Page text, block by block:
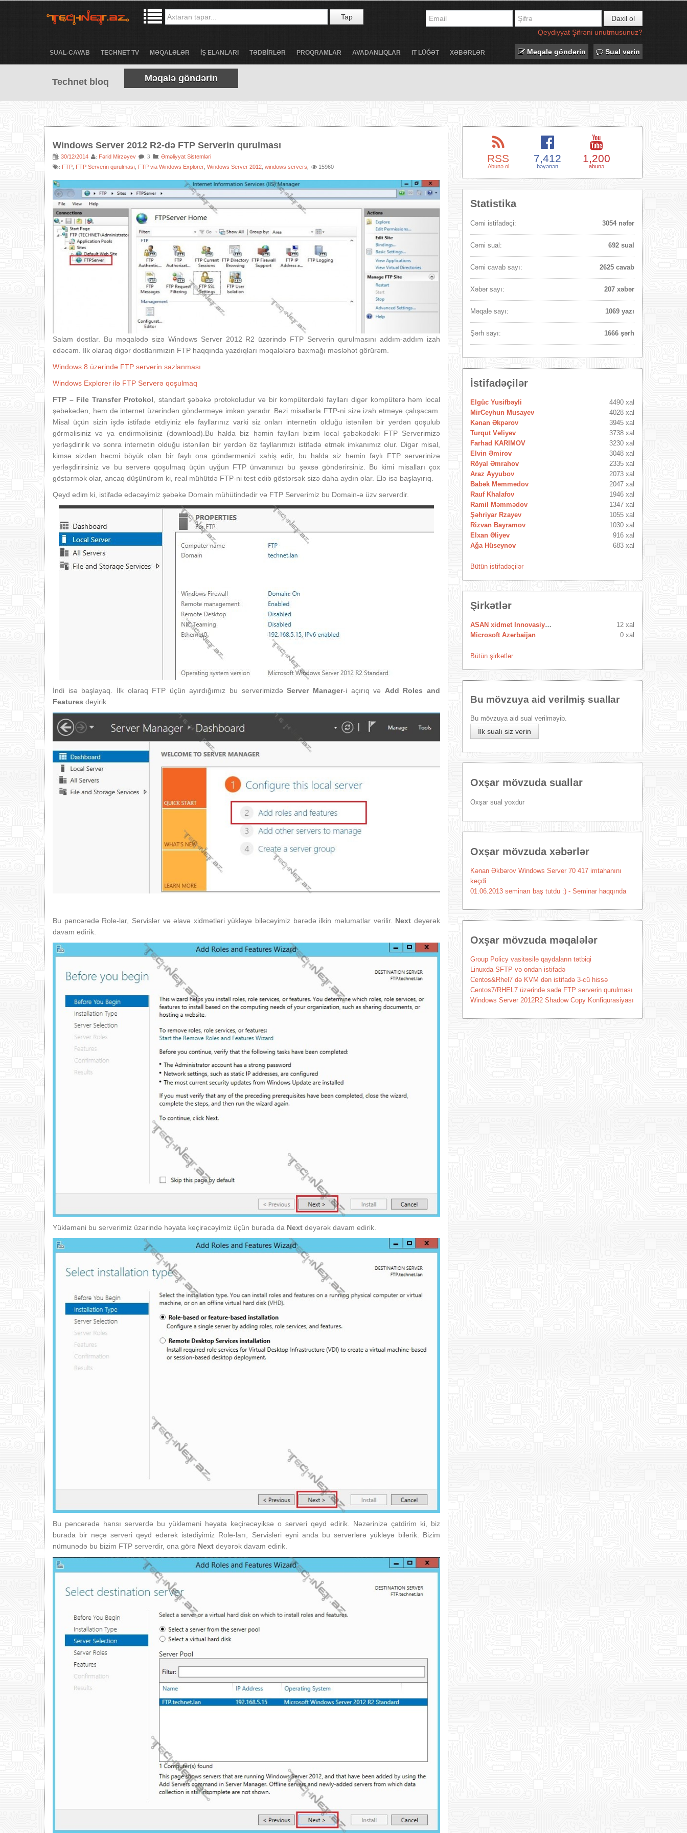
Tap
Daxil ol
Qeydiyyat Şifrəni unutmusunuz?
SUAL-CAVAB TECHNET TV MƏQALƏLƏR İŞ ELANLARI TƏDBİRLƏR PROQRAMLAR AVADANLIQLAR IT LÜĞƏT XƏBƏRLƏR Məqalə göndərin Sual verin
Technet bloq Məqalə göndərin
Windows Server 2012 R2-də FTP Serverin qurulması
: 30/12/2014 : Fərid Mirzəyev : 3 : Əməliyyat Sistemləri
: FTP FTP Serverin qurulması FTP via Windows Explorer Windows Server 2012 windows servers 15960
Salam dostlar. Bu məqalədə sizə Windows Server 2012 R2 üzərində FTP Serverin qurulmasını addım-addım izah
edəcəm. İlk olaraq digər dostlarımızın FTP haqqında yazdıqları məqalələrə baxmağı məsləhət görürəm.
Windows 8 üzərində FTP serverin sazlanması
Windows Explorer ilə FTP Serverə qoşulmaq
FTP – File Transfer Protokol , standart şəbəkə protokoludur və bir kompüterdəki faylları digər kompüterə həm local
şəbəkədən, həm də internet üzərindən göndərməyə imkan yaradır. Bəzi misallarla FTP-ni sizə izah etməyə çalışacam.
Misal üçün sizin işdə istifadə etdiyiniz elə fayllarınız varki siz onları internetin olduğu istənilən bir yerdən qoşulub
görməlisiniz və ya endirməlisiniz (download).Bu halda biz həmin faylları bizim local şəbəkədəki FTP Serverimizə
yerləşdiririk və sonra internetin olduğu istənilən bir yerdən öz fayllarımızı istifadə etmək imkanımız olur. Digər misal,
kimsə sizdən həcmi böyük olan bir faylı ona göndərmənizi xahiş edir, bu halda siz həmin faylı FTP serverinizə
yerləşdirirsiniz və bu serverə qoşulmaq üçün uyğun FTP ünvanınızı bu şəxsə göndərirsiniz. Bu kimi misalları çox
göstərmək olar, ancaq düşünürəm ki, real mühütdə FTP-ni test edib göstərsək sizə daha aydın olar. Elə isə başlayırıq.
Qeyd edim ki, istifadə edəcəyimiz şəbəkə Domain mühütindədir və FTP Serverimiz bu Domain-ə üzv serverdir.
İndi isə başlayaq. İlk olaraq FTP üçün ayırdığımız bu serverimizdəServer Manager-i açırıq və Add Roles and
Features deyirik.
Bu pəncərədə Role-lar, Servislər və əlavə xidmətləri yükləyə biləcəyimiz barədə ilkin məlumatlar verilir. Next deyərək
davam edirik.
Yükləməni bu serverimiz üzərində həyata keçirəcəyimiz üçün burada da Next deyərək davam edirik.
Bu pəncərədə hansı serverdə bu yükləməni həyata keçirəcəyiksə o serveri qeyd edirik. Nəzərinizə çatdirim ki, biz
burada bir neçə serveri qeyd edərək istədiyimiz Role-ları, Servisləri eyni anda bu serverlərə yükləyə bilərik. Bizim
nümunədə bu bizim FTP serverdir, ona görə Next deyərək davam edirik.
RSS
Abunə ol
7,412
bəyənən
1,200
abunə
Statistika
Cəmi istifadəçi: 3054 nəfər
Cəmi sual: 692 sual
Cəmi cavab sayı: 2625 cavab
Xəbər sayı: 207 xəbər
Məqalə sayı: 1069 yazı
Şərh sayı: 1666 şərh
İstifadəçilər
Elgüc Yusifbəyli
4490 xal
MirCeyhun Musayev
4028 xal
Kənan Əkpərov
3945 xal
Turqut Vəliyev
3738 xal
Farhad KARIMOV
3230 xal
Elvin Əmirov
3048 xal
Röyal Əmrahov
2335 xal
Araz Ayyubov
2073 xal
Babək Məmmədov
2047 xal
Rauf Khalafov
1946 xal
Ramil Məmmədov
1347 xal
Şəhriyar Rzayev
1055 xal
Rizvan Bayramov
1030 xal
Elxan Əliyev
916 xal
Ağa Hüseynov
683 xal
Bütün istifadəçilər
Şirkətlər
ASAN xidmet Innovasiya Mərkəzi
12 xal
Microsoft Azerbaijan
0 xal
Bütün şirkətlər
Bu mövzuya aid verilmiş suallar
Bu mövzuya aid sual verilməyib.
İlk sualı siz verin
Oxşar mövzuda suallar
Oxşar sual yoxdur
Oxşar mövzuda xəbərlər
Kənan Əkbərov Windows Server 70 417 imtahanını
keçdi
01.06.2013 seminarı baş tutdu :) - Seminar haqqında
Oxşar mövzuda məqalələr
Group Policy vasitəsilə qaydaların tətbiqi
Linuxda SFTP və ondan istifadə
Centos&Rhel7 də KVM dən istifadə 3-cü hissə
Centos7/RHEL7 üzərində sadə FTP serverin qurulması
Windows Server 2012R2 Shadow Copy Konfiqurasiyası